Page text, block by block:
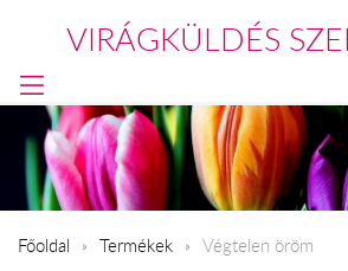
VIRÁGKÜLDÉS
Főoldal Termékek Végtelen öröm